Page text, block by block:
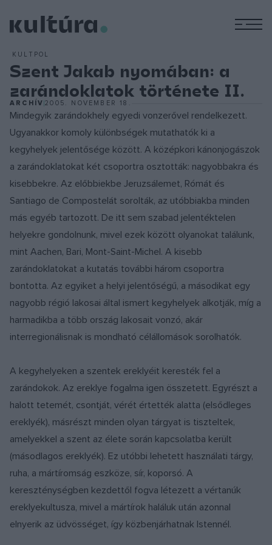
KULTPOL
Szent Jakab nyomában: a
zarándoklatok története II.
ARCHÍV2005. NOVEMBER 18.
Mindegyik zarándokhely egyedi vonzerővel rendelkezett.
Ugyanakkor komoly különbségek mutathatók ki a
kegyhelyek jelentősége között. A középkori kánonjogászok
a zarándoklatokat két csoportra osztották: nagyobbakra és
kisebbekre. Az előbbiekbe Jeruzsálemet, Rómát és
Santiago de Compostelát sorolták, az utóbbiakba minden
más egyéb tartozott. De itt sem szabad jelentéktelen
helyekre gondolnunk, mivel ezek között olyanokat találunk,
mint Aachen, Bari, Mont-Saint-Michel. A kisebb
zarándoklatokat a kutatás további három csoportra
bontotta. Az egyiket a helyi jelentőségű, a másodikat egy
nagyobb régió lakosai által ismert kegyhelyek alkotják, míg a
harmadikba a több ország lakosait vonzó, akár
interregionálisnak is mondható célállomások sorolhatók.
A kegyhelyeken a szentek ereklyéit keresték fel a
zarándokok. Az ereklye fogalma igen összetett. Egyrészt a
halott tetemét, csontját, vérét értették alatta (elsődleges
ereklyék), másrészt minden olyan tárgyat is tiszteltek,
amelyekkel a szent az élete során kapcsolatba került
(másodlagos ereklyék). Ez utóbbi lehetett használati tárgy,
ruha, a mártíromság eszköze, sír, koporsó. A
kereszténységben kezdettől fogva létezett a vértanúk
ereklyekultusza, mivel a mártírok haláluk után azonnal
elnyerik az üdvösséget, így közbenjárhatnak Istennél.